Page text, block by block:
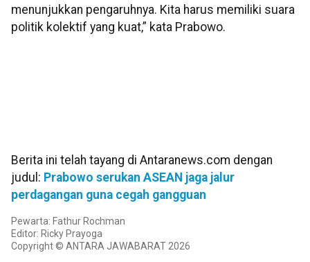
menunjukkan pengaruhnya. Kita harus memiliki suara
politik kolektif yang kuat,” kata Prabowo.
Berita ini telah tayang di Antaranews.com dengan
judul: Prabowo serukan ASEAN jaga jalur
perdagangan guna cegah gangguan
Pewarta: Fathur Rochman
Editor: Ricky Prayoga
Copyright © ANTARA JAWABARAT 2026